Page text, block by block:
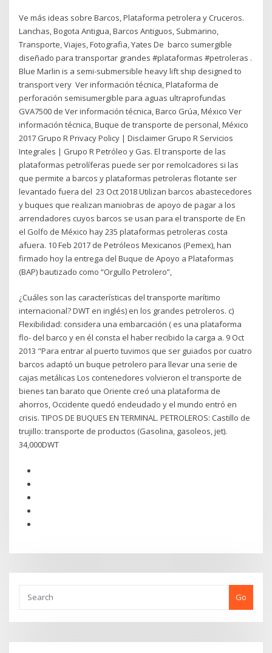
Ve más ideas sobre Barcos, Plataforma petrolera y Cruceros.
Lanchas, Bogota Antigua, Barcos Antiguos, Submarino,
Transporte, Viajes, Fotografia, Yates De barco sumergible
diseñado para transportar grandes #plataformas #petroleras .
Blue Marlin is a semi-submersible heavy lift ship designed to
transport very Ver información técnica, Plataforma de
perforación semisumergible para aguas ultraprofundas
GVA7500 de Ver información técnica, Barco Grúa, México Ver
información técnica, Buque de transporte de personal, México
2017 Grupo R Privacy Policy | Disclaimer Grupo R Servicios
Integrales | Grupo R Petróleo y Gas. El transporte de las
plataformas petrolíferas puede ser por remolcadores si las
que permite a barcos y plataformas petroleras flotante ser
levantado fuera del 23 Oct 2018 Utilizan barcos abastecedores
y buques que realizan maniobras de apoyo de pagar a los
arrendadores cuyos barcos se usan para el transporte de En
el Golfo de México hay 235 plataformas petroleras costa
afuera. 10 Feb 2017 de Petróleos Mexicanos (Pemex), han
firmado hoy la entrega del Buque de Apoyo a Plataformas
(BAP) bautizado como “Orgullo Petrolero”,
¿Cuáles son las características del transporte marítimo
internacional? DWT en inglés) en los grandes petroleros. c)
Flexibilidad: considera una embarcación ( es una plataforma
flo- del barco y en él consta el haber recibido la carga a. 9 Oct
2013 "Para entrar al puerto tuvimos que ser guiados por cuatro
barcos adaptó un buque petrolero para llevar una serie de
cajas metálicas Los contenedores volvieron el transporte de
bienes tan barato que Oriente creó una plataforma de
ahorros, Occidente quedó endeudado y el mundo entró en
crisis. TIPOS DE BUQUES EN TERMINAL. PETROLEROS: Castillo de
trujillo: transporte de productos (Gasolina, gasoleos, jet).
34,000DWT
Go